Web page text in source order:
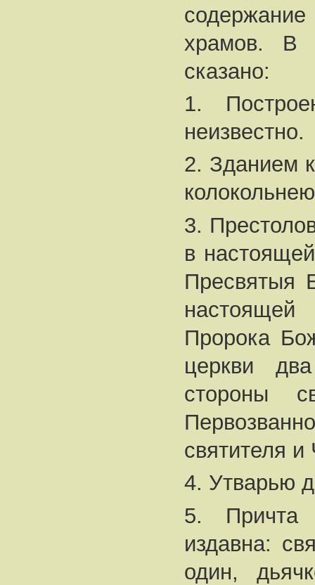
храмов. В
сказано:
1.
неизвестно.
2. Зданием
3.
в
Пресвятыя
Пророка
церкви
стороны
святителя
4. Утварью
5. Причта
издавна:
один,